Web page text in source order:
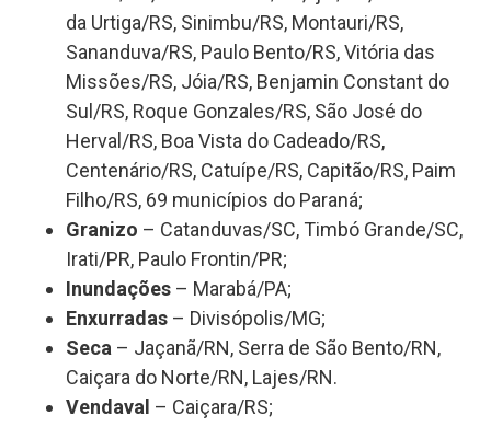
da Urtiga/RS, Sinimbu/RS, Montauri/RS,
Sananduva/RS, Paulo Bento/RS, Vitória das
Missões/RS, Jóia/RS, Benjamin Constant do
Sul/RS, Roque Gonzales/RS, São José do
Herval/RS, Boa Vista do Cadeado/RS,
Centenário/RS, Catuípe/RS, Capitão/RS, Paim
Filho/RS, 69 municípios do Paraná;
Granizo – Catanduvas/SC, Timbó Grande/SC,
Irati/PR, Paulo Frontin/PR;
Inundações – Marabá/PA;
Enxurradas – Divisópolis/MG;
Seca – Jaçanã/RN, Serra de São Bento/RN,
Caiçara do Norte/RN, Lajes/RN.
Vendaval – Caiçara/RS;